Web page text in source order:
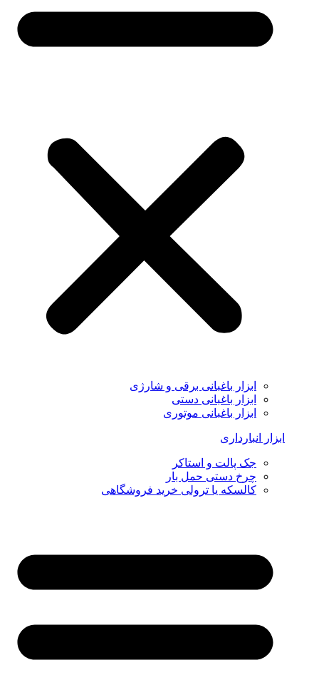
ابزار باغبانی برقی و شارژی
ابزار باغبانی دستی
ابزار باغبانی موتوری
ابزار انبارداری
جک پالت و استاکر
چرخ دستی حمل بار
کالسکه یا ترولی خرید فروشگاهی